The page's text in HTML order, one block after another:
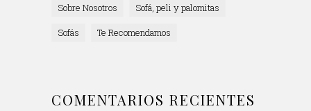
Sobre Nosotros
Sofá, peli y palomitas
Sofás
Te Recomendamos
COMENTARIOS RECIENTES